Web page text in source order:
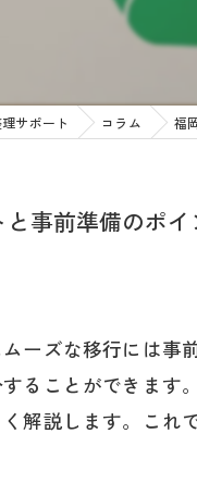
サポート コラム 福
事前準備のポイ
ーズな移行には事
ることができます
説します。これ